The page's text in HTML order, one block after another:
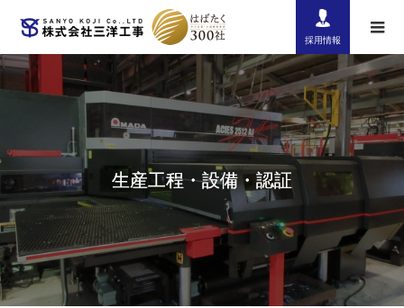
採用情報
生産工程・設備・認証